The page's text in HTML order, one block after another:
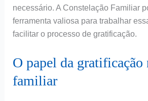
necessário. A Constelação Familiar
ferramenta valiosa para trabalhar
facilitar o processo de gratificação.
O papel da gratificação
familiar